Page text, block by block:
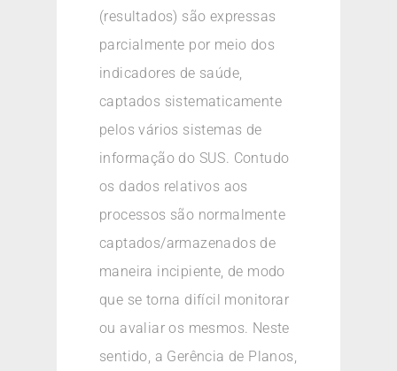
(resultados) são expressas
parcialmente por meio dos
indicadores de saúde,
captados sistematicamente
pelos vários sistemas de
informação do SUS. Contudo
os dados relativos aos
processos são normalmente
captados/armazenados de
maneira incipiente, de modo
que se torna difícil monitorar
ou avaliar os mesmos. Neste
sentido, a Gerência de Planos,